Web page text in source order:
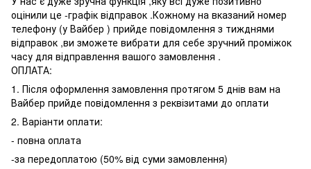
оцінили це -графік відправок .Кожному на вказаний номер
телефону (у Вайбер ) прийде повідомлення з тижднями
відправок ,ви зможете вибрати для себе зручний проміжок
часу для відправлення вашого замовлення .
ОПЛАТА:
1. Після оформлення замовлення протягом 5 днів вам на
Вайбер прийде повідомлення з реквізитами до оплати
2. Варіанти оплати:
- повна оплата
-за передоплатою (50% від суми замовлення)